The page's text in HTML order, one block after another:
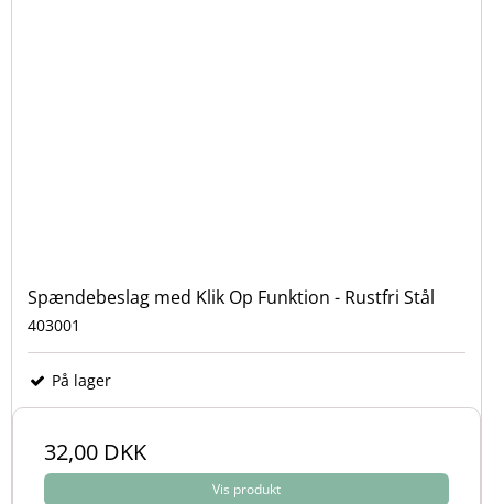
Spændebeslag med Klik Op Funktion - Rustfri Stål
403001
På lager
32,00 DKK
Vis produkt